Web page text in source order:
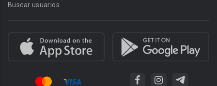
Buscar usuarios